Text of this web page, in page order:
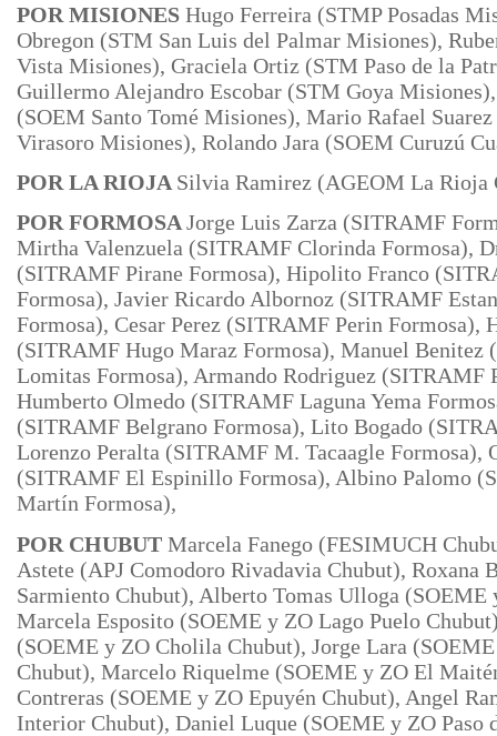
POR MISIONES Hugo Ferreira (STMP Posadas
Obregon (STM San Luis del Palmar Misiones),
Vista Misiones), Graciela Ortiz (STM Paso de la
Guillermo Alejandro Escobar (STM Goya
(SOEM Santo Tomé Misiones), Mario Rafael
Virasoro Misiones), Rolando Jara (SOEM Curuzú
POR LA RIOJA Silvia Ramirez (AGEOM La
POR FORMOSA Jorge Luis Zarza (SITRAMF
Mirtha Valenzuela (SITRAMF Clorinda Formosa),
(SITRAMF Pirane Formosa), Hipolito Franco
Formosa), Javier Ricardo Albornoz (SITRAMF
Formosa), Cesar Perez (SITRAMF Perin Formosa),
(SITRAMF Hugo Maraz Formosa), Manuel Benitez
Lomitas Formosa), Armando Rodriguez (SITRAMF
Humberto Olmedo (SITRAMF Laguna Yema
(SITRAMF Belgrano Formosa), Lito Bogado
Lorenzo Peralta (SITRAMF M. Tacaagle Formosa),
(SITRAMF El Espinillo Formosa), Albino Palomo
Martín Formosa),
POR CHUBUTMarcela Fanego (FESIMUCH
Astete (APJ Comodoro Rivadavia Chubut), Roxana
Sarmiento Chubut), Alberto Tomas Ulloga (SOEME
Marcela Esposito (SOEME y ZO Lago Puelo
(SOEME y ZO Cholila Chubut), Jorge Lara
Chubut), Marcelo Riquelme (SOEME y ZO El
Contreras (SOEME y ZO Epuyén Chubut), Angel
Interior Chubut), Daniel Luque (SOEME y ZO Paso